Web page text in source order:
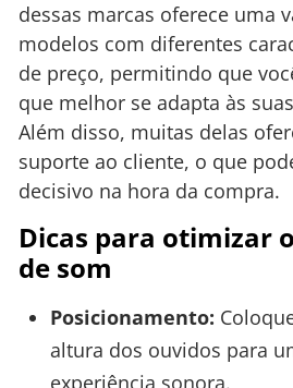
dessas marcas oferece uma
modelos com diferentes
de preço, permitindo que
que melhor se adapta às
Além disso, muitas delas
suporte ao cliente, o que
decisivo na hora da compra.
Dicas para otimizar
de som
Posicionamento:
altura dos ouvidos para
experiência sonora.